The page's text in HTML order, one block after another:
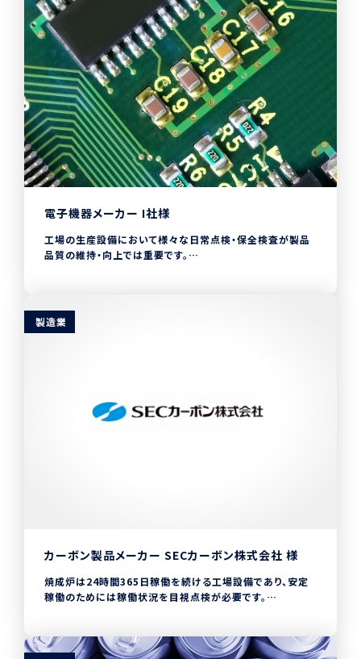
電子機器メーカー I社様
工場の生産設備において様々な日常点検・保全検査が製品
品質の維持・向上では重要です。
CHECKROIDの導入では、点検計画は自動でCHECKROID
に登録され、生産ライン長は作業指示のみ実施。
らの分析、障害調査に費やしていた時間と比較すると、
CHECKROID導入により稼働工数の９０％削減を達成。
製造業
カーボン製品メーカー SECカーボン株式会社 様
焼成炉は24時間365日稼働を続ける工場設備であり、安定
稼働のためには稼働状況を目視点検が必要です。